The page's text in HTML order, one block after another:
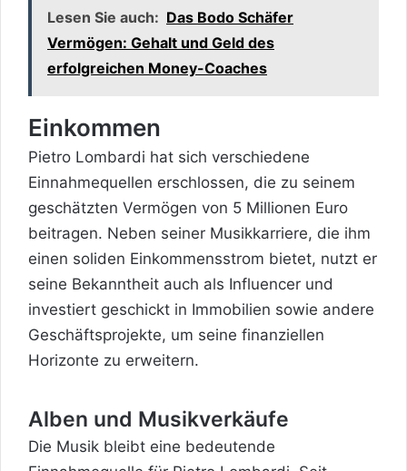
Lesen Sie auch: Das Bodo Schäfer
Vermögen: Gehalt und Geld des
erfolgreichen Money-Coaches
Einkommen
Pietro Lombardi hat sich verschiedene
Einnahmequellen erschlossen, die zu seinem
geschätzten Vermögen von 5 Millionen Euro
beitragen. Neben seiner Musikkarriere, die ihm
einen soliden Einkommensstrom bietet, nutzt er
seine Bekanntheit auch als Influencer und
investiert geschickt in Immobilien sowie andere
Geschäftsprojekte, um seine finanziellen
Horizonte zu erweitern.
Alben und Musikverkäufe
Die Musik bleibt eine bedeutende